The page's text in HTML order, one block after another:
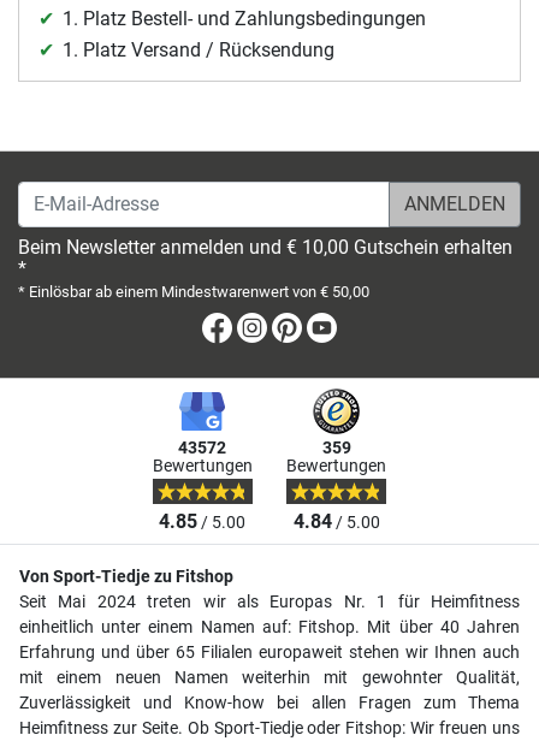
1. Platz Bestell- und Zahlungsbedingungen
1. Platz Versand / Rücksendung
E-Mail-Adresse
Beim Newsletter anmelden und € 10,00 Gutschein erhalten
*
* Einlösbar ab einem Mindestwarenwert von € 50,00
Facebook
Instagram
Pinterest
43572
Bewertungen
4.85/ 5.00
359
Bewertungen
4.84/ 5.00
Von Sport-Tiedje zu Fitshop
Seit Mai 2024 treten wir als Europas Nr. 1 für Heimfitness
einheitlich unter einem Namen auf: Fitshop. Mit über 40 Jahren
Erfahrung und über 65 Filialen europaweit stehen wir Ihnen auch
mit einem neuen Namen weiterhin mit gewohnter Qualität,
Zuverlässigkeit und Know-how bei allen Fragen zum Thema
Heimfitness zur Seite. Ob Sport-Tiedje oder Fitshop: Wir freuen uns